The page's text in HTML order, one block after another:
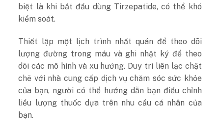
biệt là khi bắt đầu dùng Tirzepatide, có thể khó
kiểm soát.
Thiết lập một lịch trình nhất quán để theo dõi
lượng đường trong máu và ghi nhật ký để theo
dõi các mô hình và xu hướng. Duy trì liên lạc chặt
chẽ với nhà cung cấp dịch vụ chăm sóc sức khỏe
của bạn, người có thể hướng dẫn bạn điều chỉnh
liều lượng thuốc dựa trên nhu cầu cá nhân của
bạn.